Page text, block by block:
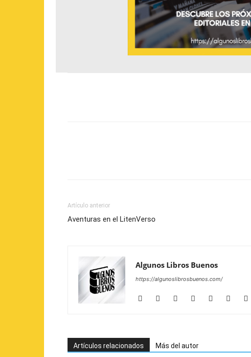
Artículo anterior
Aventuras en el LitenVerso
Algunos Libros Buenos
https://algunoslibrosbuenos.com/
Artículos relacionados Más del autor